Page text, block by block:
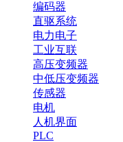
编码器
直驱系统
电力电子
工业互联
高压变频器
中低压变频器
传感器
电机
人机界面
PLC